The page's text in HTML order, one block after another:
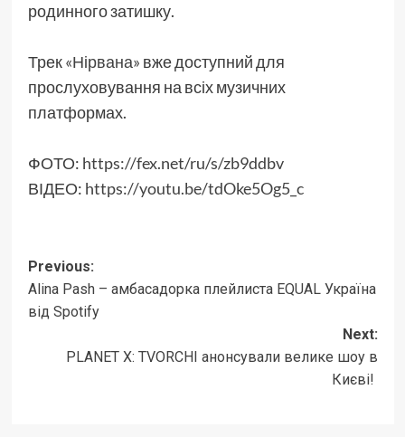
родинного затишку.
Трек«Нірвана» вже доступний для
прослуховування на всіх музичних
платформах.
ФОТО: https://fex.net/ru/s/zb9ddbv
ВІДЕО: https://youtu.be/tdOke5Og5_c
Post
navigation
Previous:
Alina Pash – амбасадорка плейлиста EQUAL Україна
від Spotify
Next:
PLANET X: TVORCHI анонсували велике шоу в
Києві!